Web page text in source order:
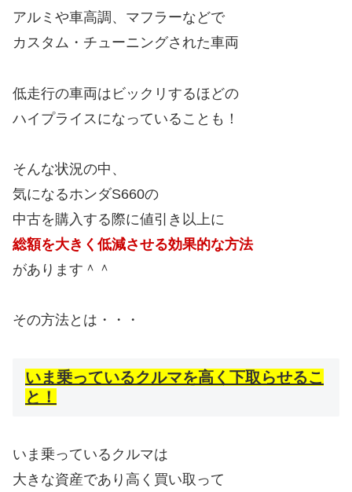
アルミや車高調、マフラーなどで
カスタム・チューニングされた車両
低走行の車両はビックリするほどの
ハイプライスになっていることも！
そんな状況の中、
気になるホンダS660の
中古を購入する際に値引き以上に
総額を大きく低減させる効果的な方法
があります＾＾
その方法とは・・・
いま乗っているクルマを高く下取らせるこ
と！
いま乗っているクルマは
大きな資産であり高く買い取って